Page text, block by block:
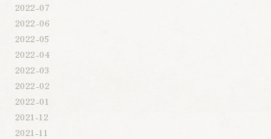
2022-07
2022-06
2022-05
2022-04
2022-03
2022-02
2022-01
2021-12
2021-11